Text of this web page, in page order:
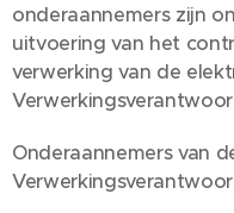
onderaannemers zijn
uitvoering van het
verwerking van de
Onderaannemers van